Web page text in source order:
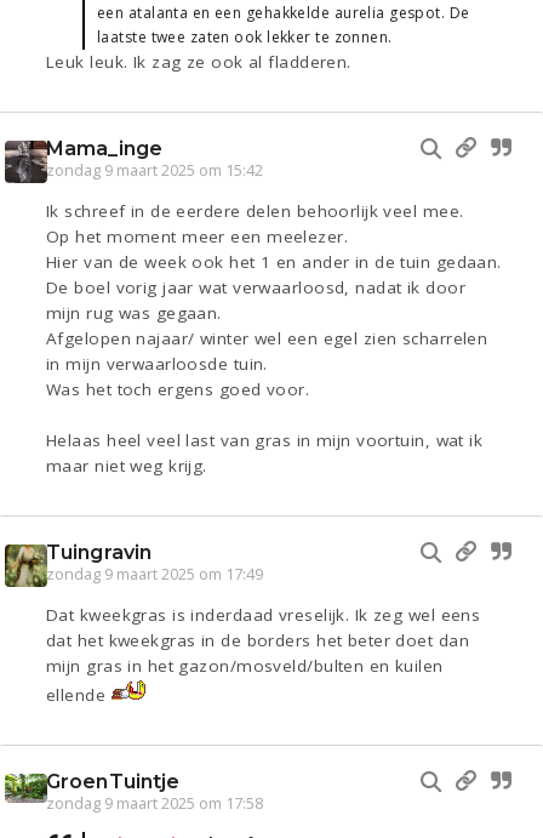
een atalanta en een gehakkelde aurelia gespot. De
laatste twee zaten ook lekker te zonnen.
Leuk leuk. Ik zag ze ook al fladderen.
Mama_inge
zondag 9 maart 2025 om 15:42
Ik schreef in de eerdere delen behoorlijk veel mee.
Op het moment meer een meelezer.
Hier van de week ook het 1 en ander in de tuin gedaan.
De boel vorig jaar wat verwaarloosd, nadat ik door
mijn rug was gegaan.
Afgelopen najaar/ winter wel een egel zien scharrelen
in mijn verwaarloosde tuin.
Was het toch ergens goed voor.
Helaas heel veel last van gras in mijn voortuin, wat ik
maar niet weg krijg.
Tuingravin
zondag 9 maart 2025 om 17:49
Dat kweekgras is inderdaad vreselijk. Ik zeg wel eens
dat het kweekgras in de borders het beter doet dan
mijn gras in het gazon/mosveld/bulten en kuilen
ellende
GroenTuintje
zondag 9 maart 2025 om 17:58